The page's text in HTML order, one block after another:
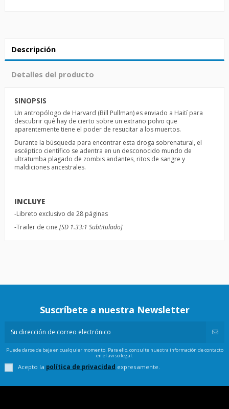
Descripción
Detalles del producto
SINOPSIS
Un antropólogo de Harvard (Bill Pullman) es enviado a Haití para
descubrir qué hay de cierto sobre un extraño polvo que
aparentemente tiene el poder de resucitar a los muertos.
Durante la búsqueda para encontrar esta droga sobrenatural, el
escéptico científico se adentra en un desconocido mundo de
ultratumba plagado de zombis andantes, ritos de sangre y
maldiciones ancestrales.
INCLUYE
-Libreto exclusivo de 28 páginas
-Trailer de cine [SD 1.33:1 Subtitulado]
Suscríbete a nuestra Newsletter
Puede darse de baja en cualquier momento. Para ello, consulte nuestra información de contacto
en el aviso legal.
Acepto la política de privacidad expresamente.